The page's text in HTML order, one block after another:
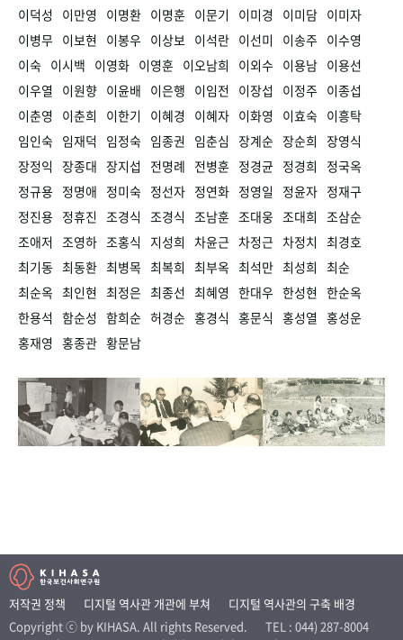
이덕성
이만영 이명환 이명훈 이문기 이미경 이미담 이미자
이병무 이보현 이봉우 이상보 이석란 이선미 이송주 이수영
이숙 이시백 이영화 이영훈 이오남희 이외수 이용남 이용선
이우열
이원향 이윤배 이은행 이임전 이장섭 이정주 이종섭
이춘영
이춘희 이한기 이혜경 이혜자 이화영 이효숙 이흥탁
임인숙 임재덕 임정숙 임종권 임춘심 장계순 장순희 장영식
장정익 장종대 장지섭 전명례 전병훈 정경균 정경희
정국옥
정규용 정명애 정미숙 정선자 정연화 정영일 정윤자 정재구
정진용 정휴진 조경식 조경식 조남훈 조대웅 조대희 조삼순
조애저 조영하 조홍식 지성희 차윤근 차정근 차정치 최경호
최기동 최동환 최병목 최복희 최부옥 최석만 최성희 최순
최순옥 최인현 최정은 최종선 최혜영 한대우 한성현 한순옥
한용석 함순성 함희순 허경순 홍경식 홍문식 홍성열 홍성운
홍재영 홍종관 황문남
저작권 정책 디지털 역사관 개관에 부쳐
디지털 역사관의 구축 배경
Copyright ⓒ by KIHASA. All rights Reserved.
TEL : 044) 287-8004